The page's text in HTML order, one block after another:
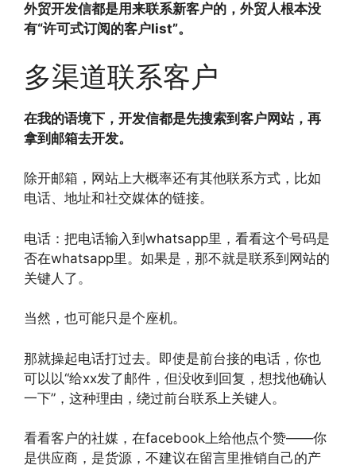
外贸开发信都是用来联系新客户的，外贸人根本没
有“许可式订阅的客户list”。
多渠道联系客户
在我的语境下，开发信都是先搜索到客户网站，再
拿到邮箱去开发。
除开邮箱，网站上大概率还有其他联系方式，比如
电话、地址和社交媒体的链接。
电话：把电话输入到whatsapp里，看看这个号码是
否在whatsapp里。如果是，那不就是联系到网站的
关键人了。
当然，也可能只是个座机。
那就操起电话打过去。即使是前台接的电话，你也
可以以“给xx发了邮件，但没收到回复，想找他确认
一下”，这种理由，绕过前台联系上关键人。
看看客户的社媒，在facebook上给他点个赞——你
是供应商，是货源，不建议在留言里推销自己的产